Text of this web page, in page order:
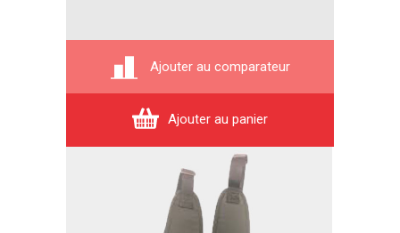
Ajouter au comparateur
Ajouter au panier